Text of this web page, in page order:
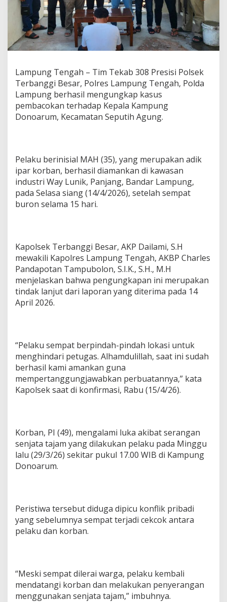
m
D
o
n
o
a
u
D
t
a
p
,
S
e
m
u
r
o
n
1
5
Lampung Tengah – Tim Tekab 308 Presisi Polsek
Terbanggi Besar, Polres Lampung Tengah, Polda
Lampung berhasil mengungkap kasus
pembacokan terhadap Kepala Kampung
Donoarum, Kecamatan Seputih Agung.
Pelaku berinisial MAH (35), yang merupakan adik
ipar korban, berhasil diamankan di kawasan
industri Way Lunik, Panjang, Bandar Lampung,
pada Selasa siang (14/4/2026), setelah sempat
buron selama 15 hari.
Kapolsek Terbanggi Besar, AKP Dailami, S.H
mewakili Kapolres Lampung Tengah, AKBP Charles
Pandapotan Tampubolon, S.I.K., S.H., M.H
menjelaskan bahwa pengungkapan ini merupakan
tindak lanjut dari laporan yang diterima pada 14
April 2026.
“Pelaku sempat berpindah-pindah lokasi untuk
menghindari petugas. Alhamdulillah, saat ini sudah
berhasil kami amankan guna
mempertanggungjawabkan perbuatannya,” kata
Kapolsek saat di konfirmasi, Rabu (15/4/26).
Korban, PI (49), mengalami luka akibat serangan
senjata tajam yang dilakukan pelaku pada Minggu
lalu (29/3/26) sekitar pukul 17.00 WIB di Kampung
Donoarum.
Peristiwa tersebut diduga dipicu konflik pribadi
yang sebelumnya sempat terjadi cekcok antara
pelaku dan korban.
“Meski sempat dilerai warga, pelaku kembali
mendatangi korban dan melakukan penyerangan
menggunakan senjata tajam,” imbuhnya.